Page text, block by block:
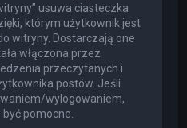
usuwa ciasteczka
którym użytkownik jest
witryny. Dostarczają one
włączona przez
przeczytanych i
postów. Jeśli
wylogowaniem,
pomocne.